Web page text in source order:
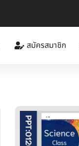
สมัครสมาชิก